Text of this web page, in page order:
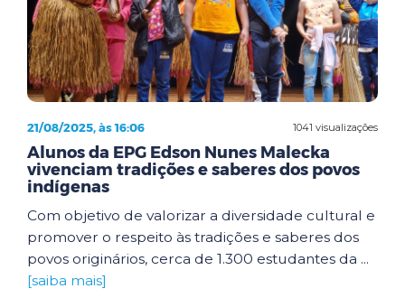
1041 visualizações
21/08/2025, às 16:06
Alunos da EPG Edson Nunes Malecka
vivenciam tradições e saberes dos povos
indígenas
Com objetivo de valorizar a diversidade cultural e
promover o respeito às tradições e saberes dos
povos originários, cerca de 1.300 estudantes da ...
[saiba mais]